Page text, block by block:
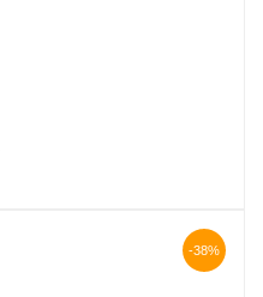
-38%